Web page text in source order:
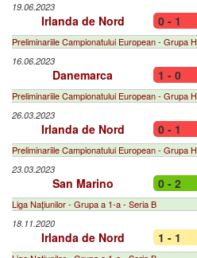
19.06.2023
Irlanda de Nord 0 - 1
Preliminariile Campionatului European - Grupa H
16.06.2023
Danemarca 1 - 0
Preliminariile Campionatului European - Grupa H
26.03.2023
Irlanda de Nord 0 - 1
Preliminariile Campionatului European - Grupa H
23.03.2023
San Marino 0 - 2
Liga Naţiunilor - Grupa a 1-a - Seria B
18.11.2020
Irlanda de Nord 1 - 1